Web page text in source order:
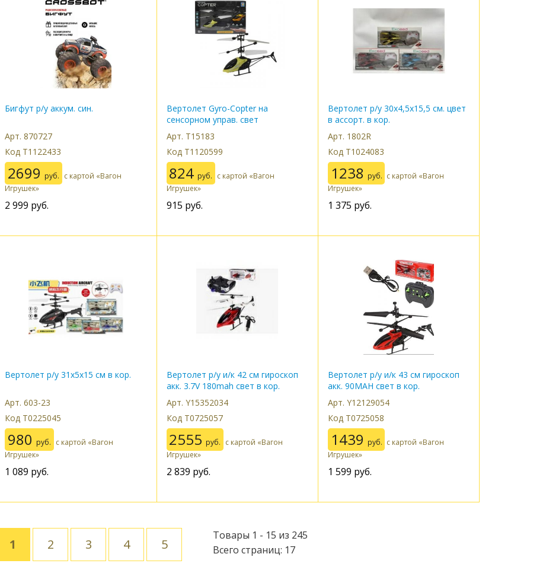
Бигфут р/у аккум. син.
Арт. 870727
Код Т1122433
2699 руб. с картой «Вагон
Игрушек»
2 999 руб.
Вертолет Gyro-Copter на
сенсорном управ. свет
Арт. Т15183
Код Т1120599
824 руб. с картой «Вагон
Игрушек»
915 руб.
Вертолет р/у 30х4,5х15,5 см. цвет
в ассорт. в кор.
Арт. 1802R
Код Т1024083
1238 руб. с картой «Вагон
Игрушек»
1 375 руб.
Вертолет р/у 31х5х15 см в кор.
Арт. 603-23
Код Т0225045
980 руб. с картой «Вагон
Игрушек»
1 089 руб.
Вертолет р/у и/к 42 см гироскоп
акк. 3.7V 180mah свет в кор.
Арт. Y15352034
Код Т0725057
2555 руб. с картой «Вагон
Игрушек»
2 839 руб.
Вертолет р/у и/к 43 см гироскоп
акк. 90MAH свет в кор.
Арт. Y12129054
Код Т0725058
1439 руб. с картой «Вагон
Игрушек»
1 599 руб.
Товары 1 - 15 из 245
Всего страниц: 17
1 2 3 4 5